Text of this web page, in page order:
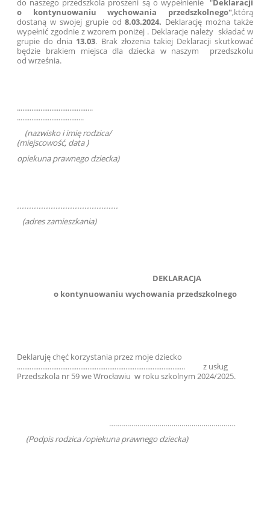
do naszego przedszkola proszeni są o wypełnienie "Deklaracji
o kontynuowaniu
wychowania przedszkolnego",którą
dostaną w swojej grupie od 8.03.2024. Deklarację można także
wypełnić zgodnie z wzorem poniżej . Deklaracje należy składać w
grupie do dnia 13.03. Brak złożenia takiej Deklaracji skutkować
będzie brakiem miejsca dla dziecka w naszym przedszkolu
od września.
..........................................
.....................................
(nazwisko i imię rodzica/
(miejscowość, data )
opiekuna prawnego dziecka)
..........................................
(adres zamieszkania)
DEKLARACJA
o kontynuowaniu wychowania przedszkolnego
Deklaruję chęć korzystania przez moje dziecko
............................................................................................. z usług
Przedszkola nr 59 we Wrocławiu w roku szkolnym 2024/2025.
………………………………………………………
(Podpis rodzica /opiekuna prawnego dziecka)